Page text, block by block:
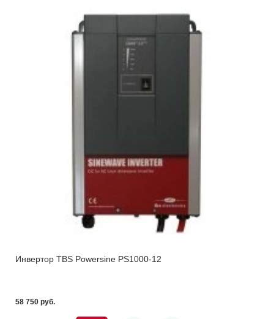
Инвертор TBS Powersine PS1000-12
58 750 pуб.